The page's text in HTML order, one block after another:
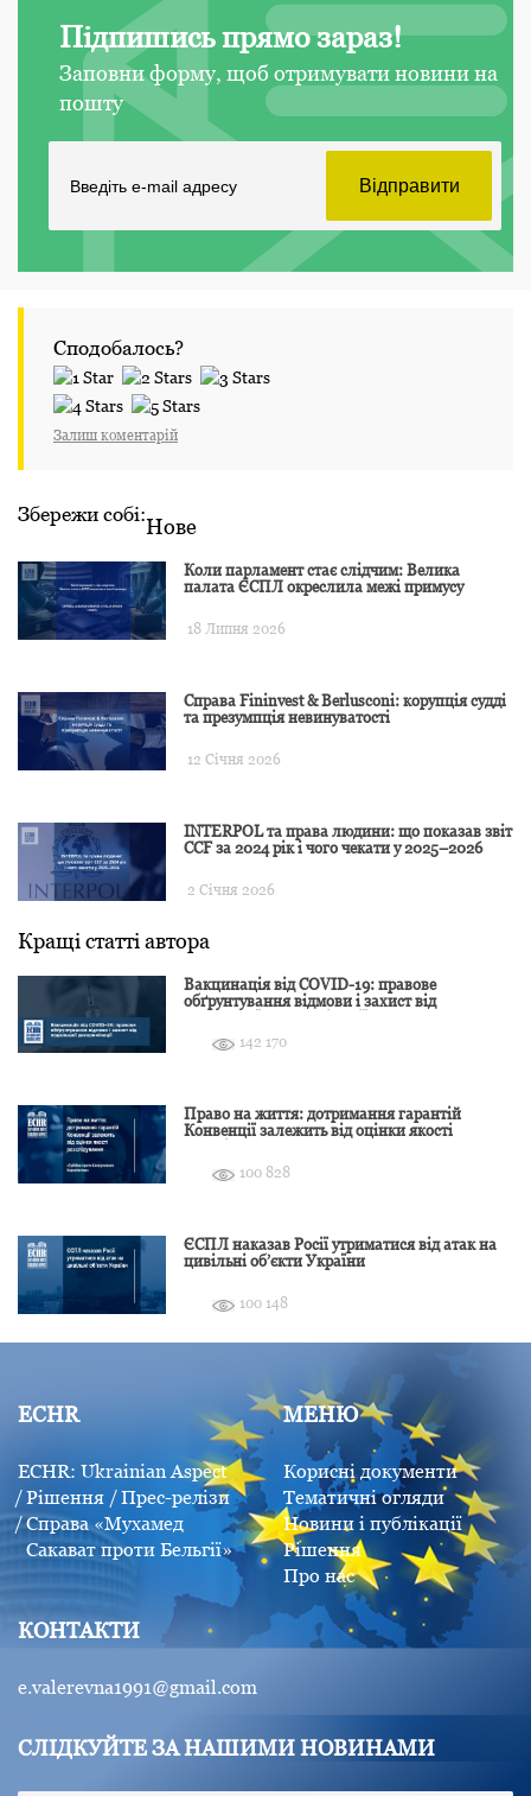
Підпишись прямо зараз!
Заповни форму, щоб отримувати новини на
пошту
Сподобалось?
Залиш коментарій
Збережи собі:Нове
Коли парламент стає слідчим: Велика
палата ЄСПЛ окреслила межі примусу
18 Липня 2026
Справа Fininvest & Berlusconi: корупція судді
та презумпція невинуватості
12 Січня 2026
INTERPOL та права людини: що показав звіт
CCF за 2024 рік і чого чекати у 2025–2026
2 Січня 2026
Кращі статті автора
Вакцинація від COVID-19: правове
обґрунтування відмови і захист від
142 170
Право на життя: дотримання гарантій
Конвенції залежить від оцінки якості
100 828
ЄСПЛ наказав Росії утриматися від атак на
цивільні об’єкти України
100 148
ECHR
ECHR: Ukrainian Aspect
Рішення
Прес-релізи
Справа «Мухамед
Сакават проти Бельгії»
МЕНЮ
Корисні документи
Тематичні огляди
Новини і публікації
Рішення
Про нас
КОНТАКТИ
e.valerevna1991@gmail.com
СЛІДКУЙТЕ ЗА НАШИМИ НОВИНАМИ